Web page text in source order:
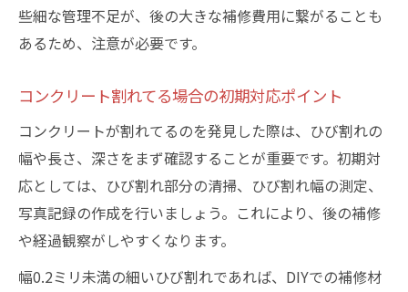
些細な管理不足が、後の大きな補修費用に繋がることも
あるため、注意が必要です。
コンクリート割れてる場合の初期対応ポイント
コンクリートが割れてるのを発見した際は、ひび割れの
幅や長さ、深さをまず確認することが重要です。初期対
応としては、ひび割れ部分の清掃、ひび割れ幅の測定、
写真記録の作成を行いましょう。これにより、後の補修
や経過観察がしやすくなります。
幅0.2ミリ未満の細いひび割れであれば、DIYでの補修材